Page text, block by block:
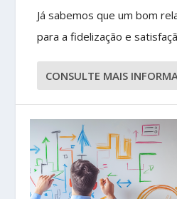
Já sabemos que um bom
para a fidelização e
CONSULTE MAIS